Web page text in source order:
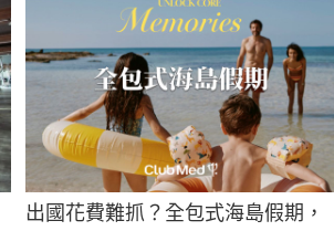
出國花費難抓？全包式海島假期，